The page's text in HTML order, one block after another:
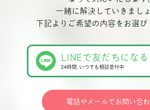
一緒に解決していきましょ
下記よりご希望の内容をお選び
LINEで友だちになる
24時間､いつでも相談受付中
電話やメールでお問い合